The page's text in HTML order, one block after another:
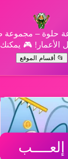
حلوة – مجموعة
الأعمار! 🎮
📂 أقسام الموقع
إلعــــب